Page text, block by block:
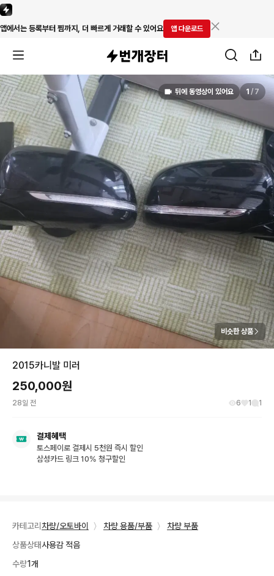
앱에서는 등록부터 찜까지, 더 빠르게 거래할 수 있어요 앱 다운로드
뒤에 동영상이 있어요 1 / 7
비슷한 상품
2015카니발 미러
250,000원
28일 전 6 1 1
결제혜택
토스페이로 결제시 5천원 즉시 할인
삼성카드 링크 10% 청구할인
카테고리 차량/오토바이 〉 차량 용품/부품 〉
차량 부품
상품상태사용감 적음
수량1개